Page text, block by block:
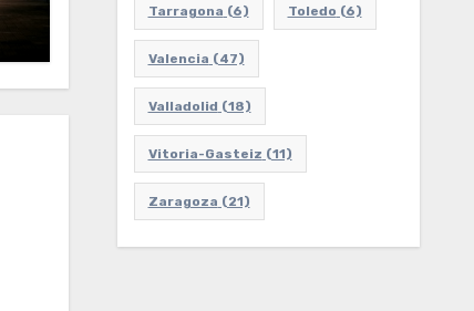
Tarragona (6) Toledo (6)
Valencia (47)
Valladolid (18)
Vitoria-Gasteiz (11)
Zaragoza (21)